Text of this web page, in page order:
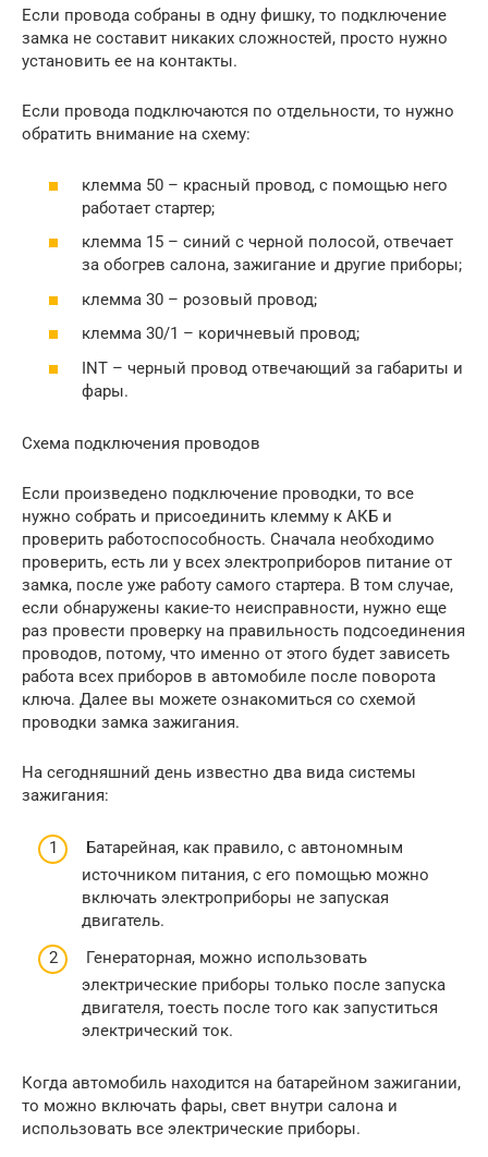
Если провода собраны в одну фишку, то подключение
замка не составит никаких сложностей, просто нужно
установить ее на контакты.
Если провода подключаются по отдельности, то нужно
обратить внимание на схему:
клемма 50 – красный провод, с помощью него
работает стартер;
клемма 15 – синий с черной полосой, отвечает
за обогрев салона, зажигание и другие приборы;
клемма 30 – розовый провод;
клемма 30/1 – коричневый провод;
INT – черный провод отвечающий за габариты и
фары.
Схема подключения проводов
Если произведено подключение проводки, то все
нужно собрать и присоединить клемму к АКБ и
проверить работоспособность. Сначала необходимо
проверить, есть ли у всех электроприборов питание от
замка, после уже работу самого стартера. В том случае,
если обнаружены какие-то неисправности, нужно еще
раз провести проверку на правильность подсоединения
проводов, потому, что именно от этого будет зависеть
работа всех приборов в автомобиле после поворота
ключа. Далее вы можете ознакомиться со схемой
проводки замка зажигания.
На сегодняшний день известно два вида системы
зажигания:
Батарейная, как правило, с автономным
источником питания, с его помощью можно
включать электроприборы не запуская
двигатель.
Генераторная, можно использовать
электрические приборы только после запуска
двигателя, тоесть после того как запуститься
электрический ток.
Когда автомобиль находится на батарейном зажигании,
то можно включать фары, свет внутри салона и
использовать все электрические приборы.